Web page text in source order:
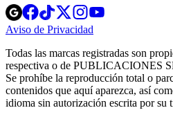
Opens
in
new
Opens
in
new
Opens
in
new
window
Opens
new
windowwindow
Aviso de Privacidad
new
window
Todas las marcas registradas son
respectiva o de PUBLICACIONES
Se prohíbe la reproducción total o
contenidos que aquí aparezca, así
idioma sin autorización escrita por su